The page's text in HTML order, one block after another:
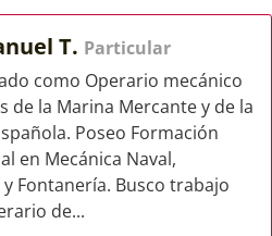
T. Particular
como Operario mecánico
de la Marina Mercante y de la
Poseo Formación
en Mecánica Naval,
Fontanería. Busco trabajo
de...